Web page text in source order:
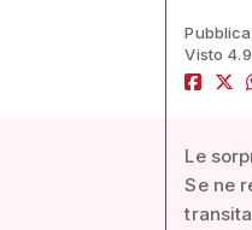
Visto
Le
Se ne